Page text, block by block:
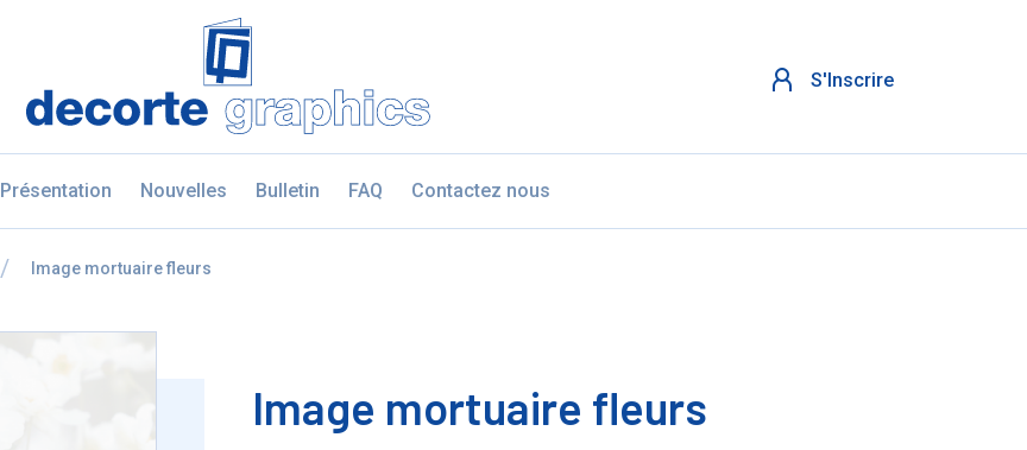
Fratello DEMO
S'Inscrire
Présentation Nouvelles Bulletin FAQ Contactez nous
Image mortuaire fleurs
Image mortuaire fleurs